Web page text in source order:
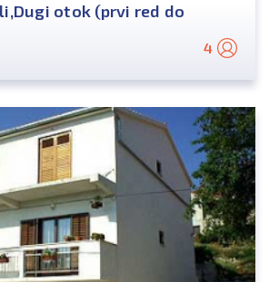
otok (prvi red do
4